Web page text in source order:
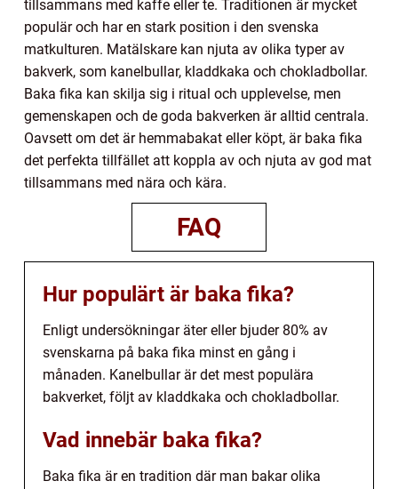
tillsammans med kaffe eller te. Traditionen är mycket
populär och har en stark position i den svenska
matkulturen. Matälskare kan njuta av olika typer av
bakverk, som kanelbullar, kladdkaka och chokladbollar.
Baka fika kan skilja sig i ritual och upplevelse, men
gemenskapen och de goda bakverken är alltid centrala.
Oavsett om det är hemmabakat eller köpt, är baka fika
det perfekta tillfället att koppla av och njuta av god mat
tillsammans med nära och kära.
FAQ
Hur populärt är baka fika?
Enligt undersökningar äter eller bjuder 80% av
svenskarna på baka fika minst en gång i
månaden. Kanelbullar är det mest populära
bakverket, följt av kladdkaka och chokladbollar.
Vad innebär baka fika?
Baka fika är en tradition där man bakar olika